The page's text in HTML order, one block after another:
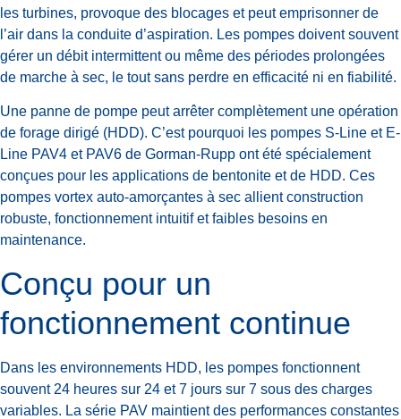
les turbines, provoque des blocages et peut emprisonner de
l’air dans la conduite d’aspiration. Les pompes doivent souvent
gérer un débit intermittent ou même des périodes prolongées
de marche à sec, le tout sans perdre en efficacité ni en fiabilité.
Une panne de pompe peut arrêter complètement une opération
de forage dirigé (HDD). C’est pourquoi les pompes S-Line et E-
Line PAV4 et PAV6 de Gorman-Rupp ont été spécialement
conçues pour les applications de bentonite et de HDD. Ces
pompes vortex auto-amorçantes à sec allient construction
robuste, fonctionnement intuitif et faibles besoins en
maintenance.
Conçu pour un
fonctionnement continue
Dans les environnements HDD, les pompes fonctionnent
souvent 24 heures sur 24 et 7 jours sur 7 sous des charges
variables. La série PAV maintient des performances constantes